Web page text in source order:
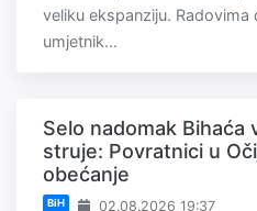
veliku ekspanziju. Radovima
umjetnik...
Selo nadomak Bihaća
struje: Povratnici u
obećanje
BiH 02.08.2026 19:37